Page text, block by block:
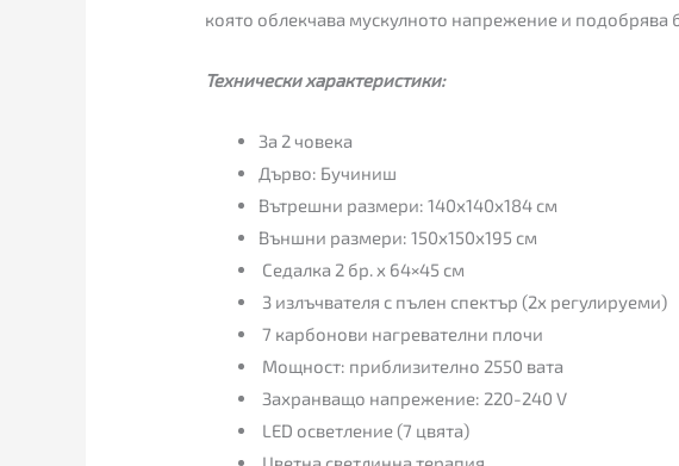
която облекчава мускулното напрежение и подобрява
Технически характеристики:
За 2 човека
Дърво: Бучиниш
Вътрешни размери: 140х140х184 см
Външни размери: 150х150х195 см
Седалка 2 бр. x 64×45 см
3 излъчвателя с пълен спектър (2x регулируеми)
7 карбонови нагревателни плочи
Мощност: приблизително 2550 вата
Захранващо напрежение: 220-240 V
LED осветление (7 цвята)